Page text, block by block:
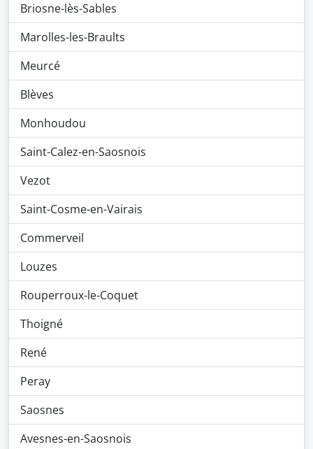
Briosne-lès-Sables
Marolles-les-Braults
Meurcé
Blèves
Monhoudou
Saint-Calez-en-Saosnois
Vezot
Saint-Cosme-en-Vairais
Commerveil
Louzes
Rouperroux-le-Coquet
Thoigné
René
Peray
Saosnes
Avesnes-en-Saosnois